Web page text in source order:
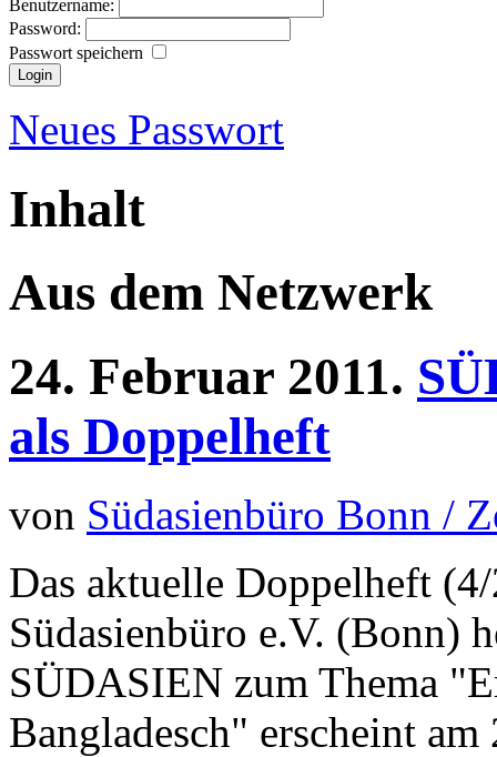
Benutzername:
Password:
Passwort speichern
Neues Passwort
Inhalt
Aus dem Netzwerk
24. Februar 2011.
als Doppelheft
von Südasienbüro Bonn /
Das aktuelle Doppelheft
Südasienbüro e.V. (Bonn)
SÜDASIEN zum Thema
Bangladesch" erscheint